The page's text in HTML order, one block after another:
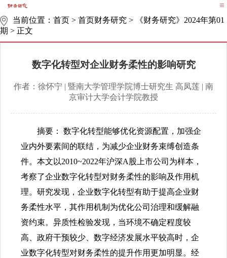
当前位置： 首页 > 首页财务研究 >
《财务研究》2024年第01
期 > 正文
数字化转型对企业财务柔性的影响研究
作者：徐怀宁 | 暨南大学管理学院博士研究生 高凤莲 | 南
京审计大学会计学院教授
摘要： 数字化转型能够优化资源配置，加强企
业内外要素间的联结，为减少企业财务束缚创造条
件。本文以2010~2022年沪深A股上市公司为样本，
考察了企业数字化转型对财务柔性的影响及作用机
理。研究发现，企业数字化转型有助于提高企业财
务柔性水平，其作用机制为优化公司治理和缓解融
资约束。异质性检验发现，当环境不确定程度较
高、政府干预较少、数字经济发展水平较高时，企
业数字化转型对财务柔性的提升作用更加明显。经